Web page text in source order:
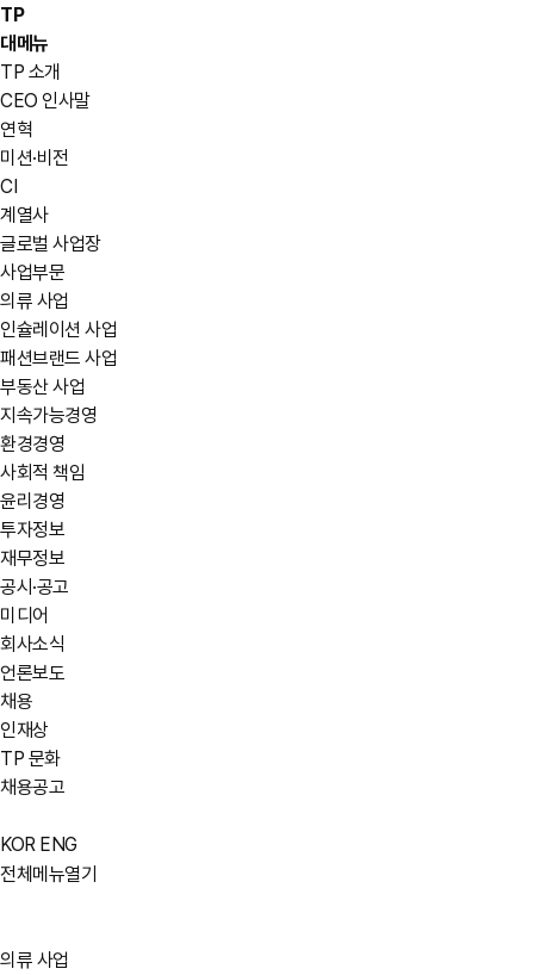
TP
대메뉴
TP 소개
CEO 인사말
연혁
미션·비전
CI
계열사
글로벌 사업장
사업부문
의류 사업
인슐레이션 사업
패션브랜드 사업
부동산 사업
지속가능경영
환경경영
사회적 책임
윤리경영
투자정보
재무정보
공시·공고
미디어
회사소식
언론보도
채용
인재상
TP 문화
채용공고
KOR ENG
전체메뉴열기
의류 사업